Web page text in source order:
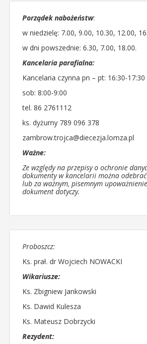
Porządek nabożeństw:
w niedzielę: 7.00, 9.00, 10.30, 12.00,
w dni powszednie: 6.30, 7.00, 18.00.
Kancelaria parafialna:
Kancelaria czynna pn – pt: 16:30-17:30
sob: 8:00-9:00
tel. 86 2761112
ks. dyżurny 789 096 378
zambrow.trojca@diecezja.lomza.pl
Ważne:
Ze względy na przepisy o ochronie
dokumenty w kancelarii można
lub za ważnym, pisemnym
dokument dotyczy.
Proboszcz:
Ks. prał. dr Wojciech NOWACKI
Wikariusze:
Ks. Zbigniew Jankowski
Ks. Dawid Kulesza
Ks. Mateusz Dobrzycki
Rezydent: